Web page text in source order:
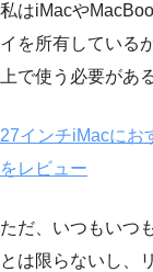
私はiMacや
イを所有している
上で使う必要がある
27インチiMacにお
をレビュー
ただ、いつもいつ
とは限らないし、